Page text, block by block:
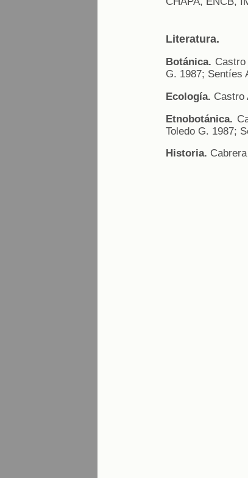
Literatura.
Botánica.
G. 1987; Sentíes
Ecología. Castro
Etnobotánica.
Toledo G. 1987;
Historia.